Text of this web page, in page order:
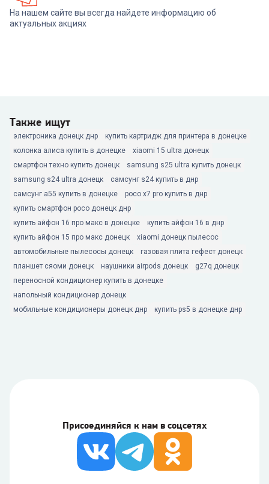
На нашем сайте вы всегда найдете информацию об
актуальных акциях
Также ищут
электроника донецк днр
купить картридж для принтера в донецке
колонка алиса купить в донецке
xiaomi 15 ultra донецк
смартфон техно купить донецк
samsung s25 ultra купить донецк
samsung s24 ultra донецк
самсунг s24 купить в днр
самсунг а55 купить в донецке
poco x7 pro купить в днр
купить смартфон poco донецк днр
купить айфон 16 про макс в донецке
купить айфон 16 в днр
купить айфон 15 про макс донецк
xiaomi донецк пылесос
автомобильные пылесосы донецк
газовая плита гефест донецк
планшет сяоми донецк
наушники airpods донецк
g27q донецк
переносной кондиционер купить в донецке
напольный кондиционер донецк
мобильные кондиционеры донецк днр
купить ps5 в донецке днр
Присоединяйся к нам в соцсетях